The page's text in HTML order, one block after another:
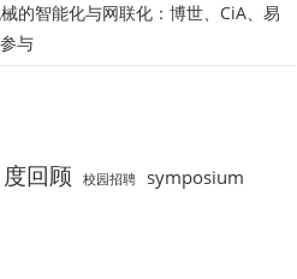
的智能化与网联化：博世、CiA、易
与
回顾 校园招聘 symposium